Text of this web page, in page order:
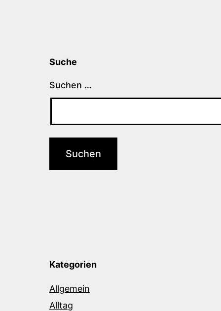
Suche
Suchen …
Kategorien
Allgemein
Alltag